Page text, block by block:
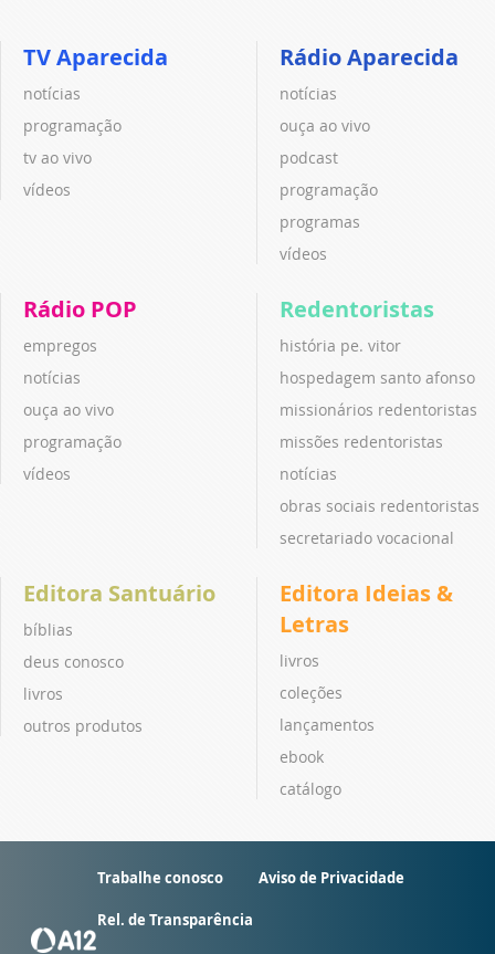
TV Aparecida
notícias
programação
tv ao vivo
vídeos
Rádio Aparecida
notícias
ouça ao vivo
podcast
programação
programas
vídeos
Rádio POP
empregos
notícias
ouça ao vivo
programação
vídeos
Redentoristas
história pe. vitor
hospedagem santo afonso
missionários redentoristas
missões redentoristas
notícias
obras sociais redentoristas
secretariado vocacional
Editora Santuário
bíblias
deus conosco
livros
outros produtos
Editora Ideias &
Letras
livros
coleções
lançamentos
ebook
catálogo
Trabalhe conosco Aviso de Privacidade
Rel. de Transparência